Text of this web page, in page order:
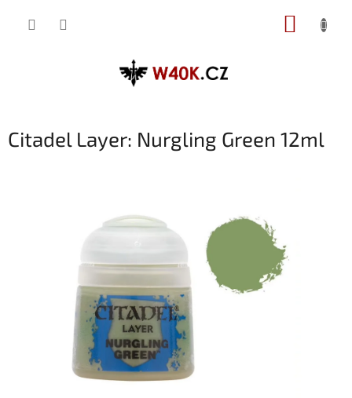
Citadel Layer: Nurgling Green 12ml